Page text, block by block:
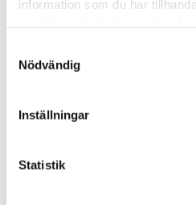
information som du har
Nödvändig
Inställningar
Statistik
Snabbare trygg i
apr 20, 2026
färdigheterna ett barn kan
upptäcker intensivkurser.